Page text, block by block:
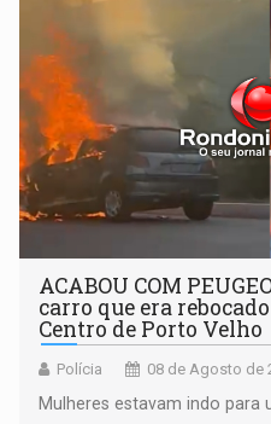
ACABOU COM
carro que era
Centro de Porto Velho
Polícia 08 de Agosto de
Mulheres estavam indo para